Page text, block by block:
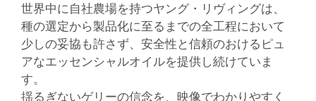
世界中に自社農場を持つヤング・リヴィングは、
種の選定から製品化に至るまでの全工程において
少しの妥協も許さず、安全性と信頼のおけるピュ
アなエッセンシャルオイルを提供し続けていま
す。
揺るぎないゲリーの信念を、映像でわかりやすく